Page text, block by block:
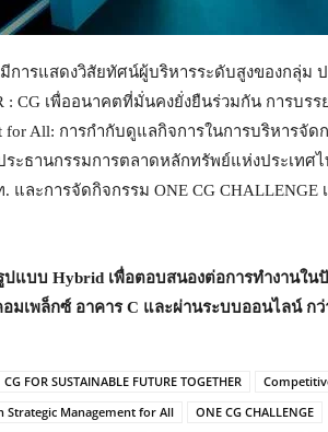
การแสดงวิสัยทัศน์ผู้บริหารระดับสูงของกลุ่ม ป
: CG เพื่ออนาคตที่มั่นคงยั่งยืนร่วมกัน การบรร
for All: การกำกับดูแลกิจการในการบริหารจั
ะธานกรรมการตลาดหลักทรัพย์แห่งประเทศไ
และการจัดกิจกรรม ONE CG CHALLENGE
ปแบบ Hybrid เพื่อตอบสนองต่อการทำงานใ
มเพล็กซ์ อาคาร C และผ่านระบบออนไลน์ ก
CG FOR SUSTAINABLE FUTURE TOGETHER
Strategic Management for All
ONE CG CHALLENGE